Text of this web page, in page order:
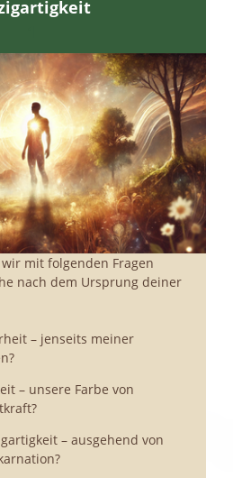
mit folgenden Fragen
nach dem Ursprung deiner
– jenseits meiner
– unsere Farbe von
– ausgehend von